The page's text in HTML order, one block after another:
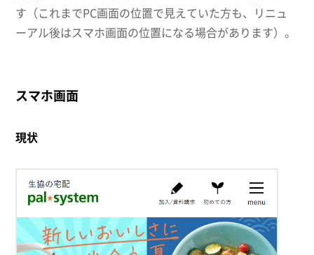
す（これまでPC画面の位置で見えていた方も、リニュ
ーアル後はスマホ画面の位置になる場合があります）。
スマホ画面
現状